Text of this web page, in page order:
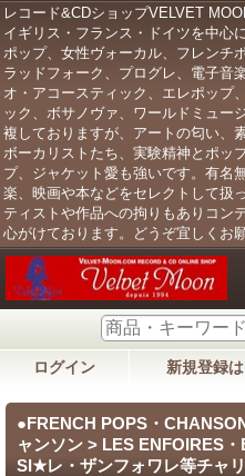
レコード&CDショップVELVET
イギリス・フランス・ドイツを中心
ポップ、女性ヴォーカル、フレンチ
ラッドフォーク、プログレ、電子音
オ・アコースティック、エレポップ
ック、ボサノヴァ、ワールドミュー
複しておりますが、アートの匂い、
ボーカリストたち、実験精神とポッ
プ、ジャケット愛も強いです。有名
楽、映画や本などをセレクトして扱
ティストや作品への拘りもありコン
心がけております。どうぞ宜しくお
ログイン 新規登録
●FRENCH POPS・
ャンソン > LES ENFOIRES
SI★レ・ザンフォワレ等チャ